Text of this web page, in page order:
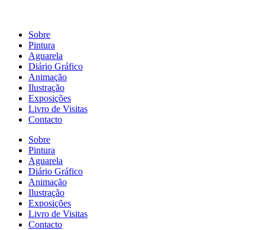
Sobre
Pintura
Aguarela
Diário Gráfico
Animação
Ilustração
Exposições
Livro de Visitas
Contacto
Sobre
Pintura
Aguarela
Diário Gráfico
Animação
Ilustração
Exposições
Livro de Visitas
Contacto